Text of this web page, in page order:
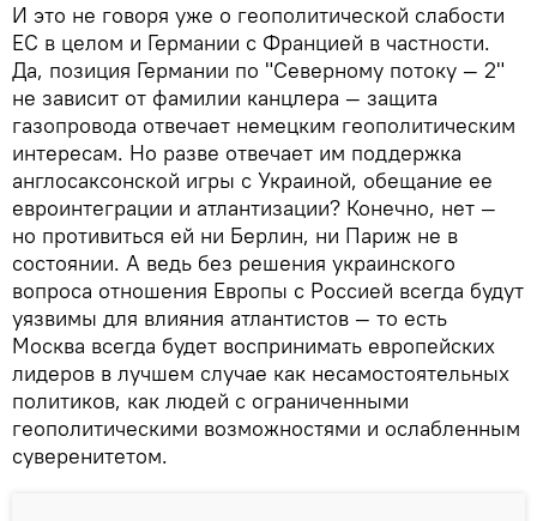
И это не говоря уже о геополитической слабости
ЕС в целом и Германии с Францией в частности.
Да, позиция Германии по "Северному потоку — 2"
не зависит от фамилии канцлера — защита
газопровода отвечает немецким геополитическим
интересам. Но разве отвечает им поддержка
англосаксонской игры с Украиной, обещание ее
евроинтеграции и атлантизации? Конечно, нет —
но противиться ей ни Берлин, ни Париж не в
состоянии. А ведь без решения украинского
вопроса отношения Европы с Россией всегда будут
уязвимы для влияния атлантистов — то есть
Москва всегда будет воспринимать европейских
лидеров в лучшем случае как несамостоятельных
политиков, как людей с ограниченными
геополитическими возможностями и ослабленным
суверенитетом.